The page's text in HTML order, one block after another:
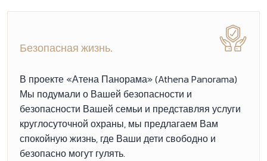
Безопасная жизнь.
В проекте «Атена Панорама» (Athena Panorama)
Мы подумали о Вашей безопасности и
безопасности Вашей семьи и представляя услуги
круглосуточной охраны, мы предлагаем Вам
спокойную жизнь, где Ваши дети свободно и
безопасно могут гулять.